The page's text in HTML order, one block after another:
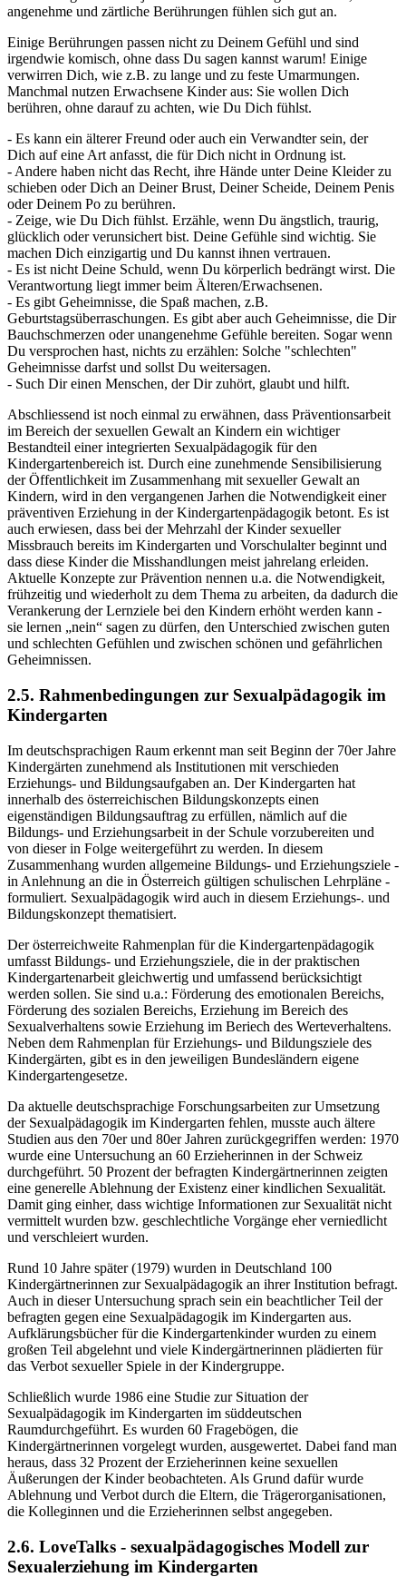
angenehme und zärtliche Berührungen fühlen sich gut an.
Einige Berührungen passen nicht zu Deinem Gefühl und sind
irgendwie komisch, ohne dass Du sagen kannst warum! Einige
verwirren Dich, wie z.B. zu lange und zu feste Umarmungen.
Manchmal nutzen Erwachsene Kinder aus: Sie wollen Dich
berühren, ohne darauf zu achten, wie Du Dich fühlst.
- Es kann ein älterer Freund oder auch ein Verwandter sein, der
Dich auf eine Art anfasst, die für Dich nicht in Ordnung ist.
- Andere haben nicht das Recht, ihre Hände unter Deine Kleider zu
schieben oder Dich an Deiner Brust, Deiner Scheide, Deinem Penis
oder Deinem Po zu berühren.
- Zeige, wie Du Dich fühlst. Erzähle, wenn Du ängstlich, traurig,
glücklich oder verunsichert bist. Deine Gefühle sind wichtig. Sie
machen Dich einzigartig und Du kannst ihnen vertrauen.
- Es ist nicht Deine Schuld, wenn Du körperlich bedrängt wirst. Die
Verantwortung liegt immer beim Älteren/Erwachsenen.
- Es gibt Geheimnisse, die Spaß machen, z.B.
Geburtstagsüberraschungen. Es gibt aber auch Geheimnisse, die Dir
Bauchschmerzen oder unangenehme Gefühle bereiten. Sogar wenn
Du versprochen hast, nichts zu erzählen: Solche "schlechten"
Geheimnisse darfst und sollst Du weitersagen.
- Such Dir einen Menschen, der Dir zuhört, glaubt und hilft.
Abschliessend ist noch einmal zu erwähnen, dass Präventionsarbeit
im Bereich der sexuellen Gewalt an Kindern ein wichtiger
Bestandteil einer integrierten Sexualpädagogik für den
Kindergartenbereich ist. Durch eine zunehmende Sensibilisierung
der Öffentlichkeit im Zusammenhang mit sexueller Gewalt an
Kindern, wird in den vergangenen Jarhen die Notwendigkeit einer
präventiven Erziehung in der Kindergartenpädagogik betont. Es ist
auch erwiesen, dass bei der Mehrzahl der Kinder sexueller
Missbrauch bereits im Kindergarten und Vorschulalter beginnt und
dass diese Kinder die Misshandlungen meist jahrelang erleiden.
Aktuelle Konzepte zur Prävention nennen u.a. die Notwendigkeit,
frühzeitig und wiederholt zu dem Thema zu arbeiten, da dadurch die
Verankerung der Lernziele bei den Kindern erhöht werden kann -
sie lernen „nein“ sagen zu dürfen, den Unterschied zwischen guten
und schlechten Gefühlen und zwischen schönen und gefährlichen
Geheimnissen.
2.5. Rahmenbedingungen zur Sexualpädagogik im
Kindergarten
Im deutschsprachigen Raum erkennt man seit Beginn der 70er Jahre
Kindergärten zunehmend als Institutionen mit verschieden
Erziehungs- und Bildungsaufgaben an. Der Kindergarten hat
innerhalb des österreichischen Bildungskonzepts einen
eigenständigen Bildungsauftrag zu erfüllen, nämlich auf die
Bildungs- und Erziehungsarbeit in der Schule vorzubereiten und
von dieser in Folge weitergeführt zu werden. In diesem
Zusammenhang wurden allgemeine Bildungs- und Erziehungsziele -
in Anlehnung an die in Österreich gültigen schulischen Lehrpläne -
formuliert. Sexualpädagogik wird auch in diesem Erziehungs-. und
Bildungskonzept thematisiert.
Der österreichweite Rahmenplan für die Kindergartenpädagogik
umfasst Bildungs- und Erziehungsziele, die in der praktischen
Kindergartenarbeit gleichwertig und umfassend berücksichtigt
werden sollen. Sie sind u.a.: Förderung des emotionalen Bereichs,
Förderung des sozialen Bereichs, Erziehung im Bereich des
Sexualverhaltens sowie Erziehung im Beriech des Werteverhaltens.
Neben dem Rahmenplan für Erziehungs- und Bildungsziele des
Kindergärten, gibt es in den jeweiligen Bundesländern eigene
Kindergartengesetze.
Da aktuelle deutschsprachige Forschungsarbeiten zur Umsetzung
der Sexualpädagogik im Kindergarten fehlen, musste auch ältere
Studien aus den 70er und 80er Jahren zurückgegriffen werden: 1970
wurde eine Untersuchung an 60 Erzieherinnen in der Schweiz
durchgeführt. 50 Prozent der befragten Kindergärtnerinnen zeigten
eine generelle Ablehnung der Existenz einer kindlichen Sexualität.
Damit ging einher, dass wichtige Informationen zur Sexualität nicht
vermittelt wurden bzw. geschlechtliche Vorgänge eher verniedlicht
und verschleiert wurden.
Rund 10 Jahre später (1979) wurden in Deutschland 100
Kindergärtnerinnen zur Sexualpädagogik an ihrer Institution befragt.
Auch in dieser Untersuchung sprach sein ein beachtlicher Teil der
befragten gegen eine Sexualpädagogik im Kindergarten aus.
Aufklärungsbücher für die Kindergartenkinder wurden zu einem
großen Teil abgelehnt und viele Kindergärtnerinnen plädierten für
das Verbot sexueller Spiele in der Kindergruppe.
Schließlich wurde 1986 eine Studie zur Situation der
Sexualpädagogik im Kindergarten im süddeutschen
Raumdurchgeführt. Es wurden 60 Fragebögen, die
Kindergärtnerinnen vorgelegt wurden, ausgewertet. Dabei fand man
heraus, dass 32 Prozent der Erzieherinnen keine sexuellen
Äußerungen der Kinder beobachteten. Als Grund dafür wurde
Ablehnung und Verbot durch die Eltern, die Trägerorganisationen,
die Kolleginnen und die Erzieherinnen selbst angegeben.
2.6. LoveTalks - sexualpädagogisches Modell zur
Sexualerziehung im Kindergarten